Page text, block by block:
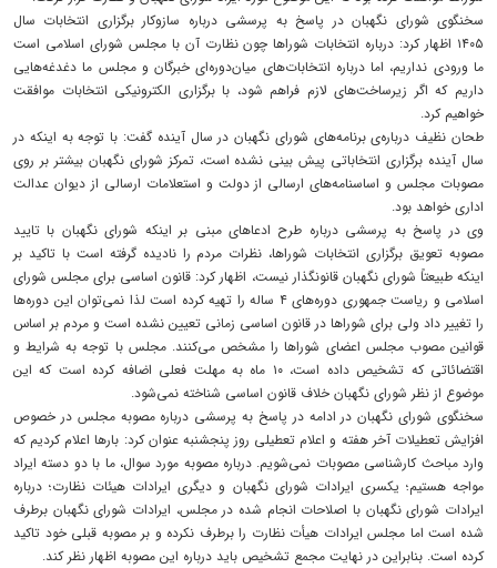
سخنگوی شورای نگهبان در پاسخ به پرسشی درباره سازوکار برگزاری انتخابات سال
۱۴۰۵ اظهار کرد: درباره انتخابات شوراها چون نظارت آن با مجلس شورای اسلامی است
ما ورودی نداریم، اما درباره انتخابات‌های میان‌دوره‌ای خبرگان و مجلس ما دغدغه‌هایی
داریم که اگر زیرساخت‌های لازم فراهم شود، با برگزاری الکترونیکی انتخابات موافقت
خواهیم کرد.
طحان نظیف درباره‌ی برنامه‌های شورای نگهبان در سال آینده گفت: با توجه به اینکه در
سال آینده برگزاری انتخاباتی پیش بینی نشده است، تمرکز شورای نگهبان بیشتر بر روی
مصوبات مجلس و اساسنامه‌های ارسالی از دولت و استعلامات ارسالی از دیوان عدالت
اداری خواهد بود.
وی در پاسخ به پرسشی درباره طرح ادعاهای مبنی بر اینکه شورای نگهبان با تایید
مصوبه تعویق برگزاری انتخابات شوراها، نظرات مردم را نادیده گرفته است با تاکید بر
اینکه طبیعتاً شورای نگهبان قانونگذار نیست، اظهار کرد: قانون اساسی برای مجلس شورای
اسلامی و ریاست جمهوری دوره‌های ۴ ساله را تهیه کرده است لذا نمی‌توان این دوره‌ها
را تغییر داد ولی برای شوراها در قانون اساسی زمانی تعیین نشده است و مردم بر اساس
قوانین مصوب مجلس اعضای شوراها را مشخص می‌کنند. مجلس با توجه به شرایط و
اقتضائاتی که تشخیص داده است، ۱۰ ماه به مهلت فعلی اضافه کرده است که این
موضوع از نظر شورای نگهبان خلاف قانون اساسی شناخته نمی‌شود.
سخنگوی شورای نگهبان در ادامه در پاسخ به پرسشی درباره مصوبه مجلس در خصوص
افزایش تعطیلات آخر هفته و اعلام تعطیلی روز پنجشنبه عنوان کرد: بارها اعلام کردیم که
وارد مباحث کارشناسی مصوبات نمی‌شویم. درباره مصوبه مورد سوال، ما با دو دسته ایراد
مواجه هستیم؛ یکسری ایرادات شورای نگهبان و دیگری ایرادات هیئات نظارت؛ درباره
ایرادات شورای نگهبان با اصلاحات انجام شده در مجلس، ایرادات شورای نگهبان برطرف
شده است اما مجلس ایرادات هیأت نظارت را برطرف نکرده و بر مصوبه قبلی خود تاکید
کرده است. بنابراین در نهایت مجمع تشخیص باید درباره این مصوبه اظهار نظر کند.